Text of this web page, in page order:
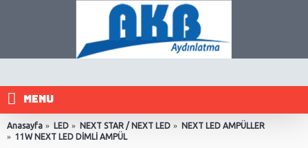
MENU
Anasayfa LED NEXT STAR / NEXT LED
NEXT LED AMPÜLLER
11W NEXT LED DİMLİ AMPÜL